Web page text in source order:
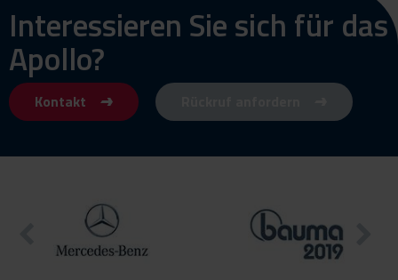
Interessieren Sie sich für das
Apollo?
Kontakt